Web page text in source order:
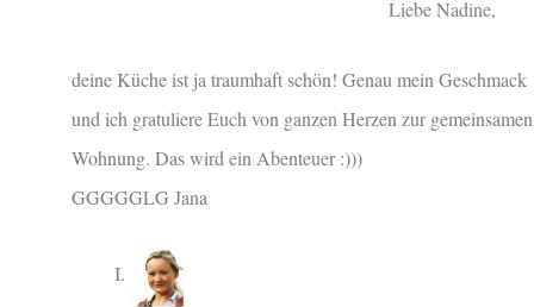
Liebe Nadine,
deine Küche ist ja traumhaft schön! Genau mein Geschmack
und ich gratuliere Euch von ganzen Herzen zur gemeinsamen
Wohnung. Das wird ein Abenteuer :)))
GGGGGLG Jana